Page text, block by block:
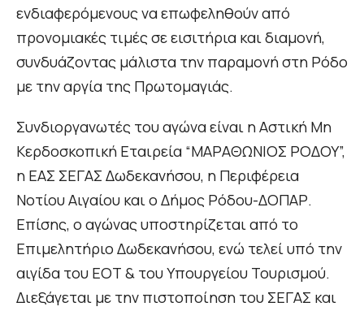
ενδιαφερόμενους να επωφεληθούν από
προνομιακές τιμές σε εισιτήρια και διαμονή,
συνδυάζοντας μάλιστα την παραμονή στη Ρόδο
με την αργία της Πρωτομαγιάς.
Συνδιοργανωτές του αγώνα είναι η Αστική Μη
Κερδοσκοπική Εταιρεία “ΜΑΡΑΘΩΝΙΟΣ ΡΟΔΟΥ”,
η ΕΑΣ ΣΕΓΑΣ Δωδεκανήσου, η Περιφέρεια
Νοτίου Αιγαίου και ο Δήμος Ρόδου-ΔΟΠΑΡ.
Επίσης, ο αγώνας υποστηρίζεται από το
Επιμελητήριο Δωδεκανήσου, ενώ τελεί υπό την
αιγίδα του ΕΟΤ & του Υπουργείου Τουρισμού.
Διεξάγεται με την πιστοποίηση του ΣΕΓΑΣ και